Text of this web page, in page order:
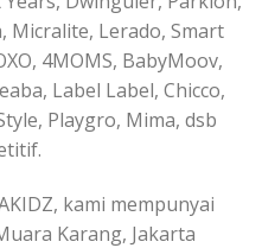
Micralite, Lerado, Smart
4MOMS, BabyMoov,
Label Label, Chicco,
Playgro, Mima, dsb
kami mempunyai
Karang, Jakarta